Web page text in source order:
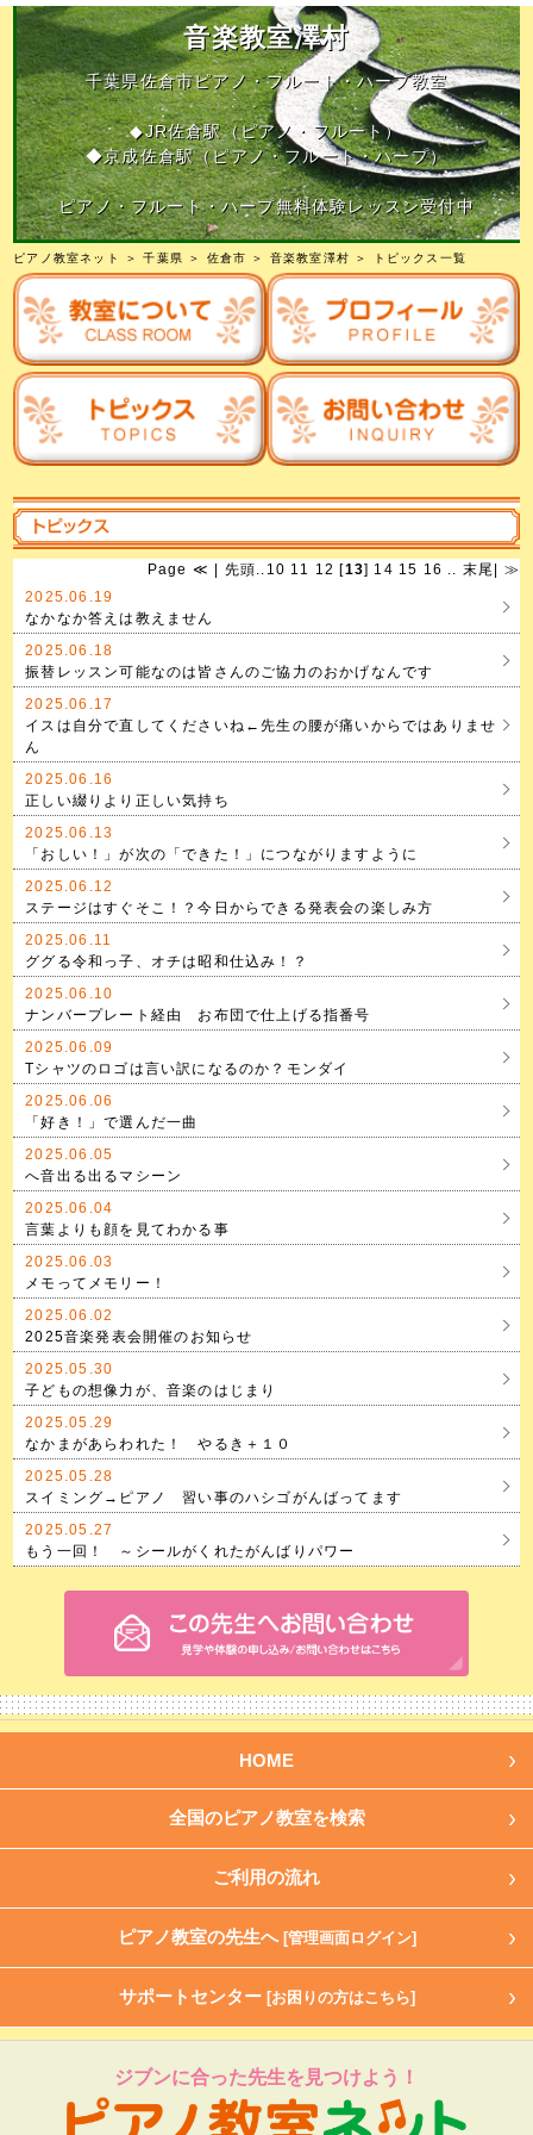
音楽教室澤村
千葉県佐倉市ピアノ・フルート・ハープ教室
◆JR佐倉駅（ピアノ・フルート）
◆京成佐倉駅（ピアノ・フルート・ハープ）
ピアノ・フルート・ハープ無料体験レッスン受付中
ピアノ教室ネット ＞千葉県 ＞ 佐倉市 ＞ 音楽教室澤村 ＞ トピックス一覧
Page ≪ 先頭.. 10 11 12 [13] 14 15 16 .. 末尾
≫
2025.06.19
なかなか答えは教えません
2025.06.18
振替レッスン可能なのは皆さんのご協力のおかげなんです
2025.06.17
イスは自分で直してくださいね←先生の腰が痛いからではありませ
ん
2025.06.16
正しい綴りより正しい気持ち
2025.06.13
「おしい！」が次の「できた！」につながりますように
2025.06.12
ステージはすぐそこ！？今日からできる発表会の楽しみ方
2025.06.11
ググる令和っ子、オチは昭和仕込み！？
2025.06.10
ナンバープレート経由 お布団で仕上げる指番号
2025.06.09
Tシャツのロゴは言い訳になるのか？モンダイ
2025.06.06
「好き！」で選んだ一曲
2025.06.05
へ音出る出るマシーン
2025.06.04
言葉よりも顔を見てわかる事
2025.06.03
メモってメモリー！
2025.06.02
2025音楽発表会開催のお知らせ
2025.05.30
子どもの想像力が、音楽のはじまり
2025.05.29
なかまがあらわれた！ やるき＋１０
2025.05.28
スイミング→ピアノ 習い事のハシゴがんばってます
2025.05.27
もう一回！ ～シールがくれたがんばりパワー
HOME
全国のピアノ教室を検索
ご利用の流れ
ピアノ教室の先生へ [管理画面ログイン]
サポートセンター [お困りの方はこちら]
ジブンに合った先生を見つけよう！